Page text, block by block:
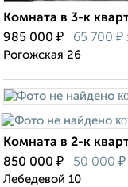
Комната в 3-к
985 000 ₽ 65 700 ₽
Рогожская 26
Комната в 2-к
850 000 ₽ 50 000 ₽
Лебедевой 10